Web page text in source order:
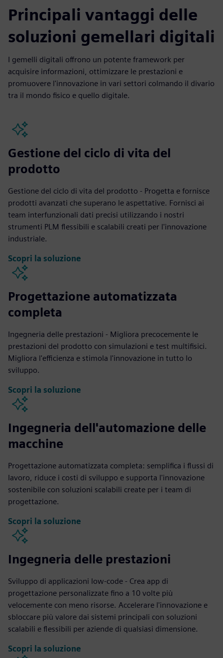
Principali vantaggi delle
soluzioni gemellari digitali
I gemelli digitali offrono un potente framework per
acquisire informazioni, ottimizzare le prestazioni e
promuovere l'innovazione in vari settori colmando il divario
tra il mondo fisico e quello digitale.
Gestione del ciclo di vita del
prodotto
Gestione del ciclo di vita del prodotto - Progetta e fornisce
prodotti avanzati che superano le aspettative. Fornisci ai
team interfunzionali dati precisi utilizzando i nostri
strumenti PLM flessibili e scalabili creati per l'innovazione
industriale.
Scopri la soluzione
Progettazione automatizzata
completa
Ingegneria delle prestazioni - Migliora precocemente le
prestazioni del prodotto con simulazioni e test multifisici.
Migliora l'efficienza e stimola l'innovazione in tutto lo
sviluppo.
Scopri la soluzione
Ingegneria dell'automazione delle
macchine
Progettazione automatizzata completa: semplifica i flussi di
lavoro, riduce i costi di sviluppo e supporta l'innovazione
sostenibile con soluzioni scalabili create per i team di
progettazione.
Scopri la soluzione
Ingegneria delle prestazioni
Sviluppo di applicazioni low-code - Crea app di
progettazione personalizzate fino a 10 volte più
velocemente con meno risorse. Accelerare l'innovazione e
sbloccare più valore dai sistemi principali con soluzioni
scalabili e flessibili per aziende di qualsiasi dimensione.
Scopri la soluzione